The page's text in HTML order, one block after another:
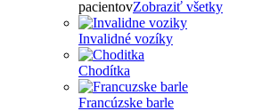
pacientovZobraziť všetky
Invalidné vozíky
Chodítka
Francúzske barle